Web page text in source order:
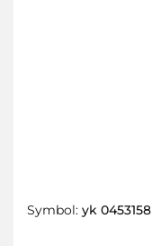
Symbol: yk 0453158